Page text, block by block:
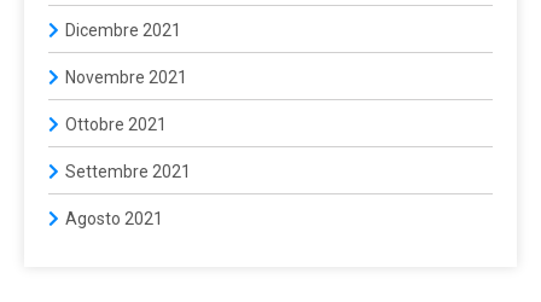
Dicembre 2021
Novembre 2021
Ottobre 2021
Settembre 2021
Agosto 2021